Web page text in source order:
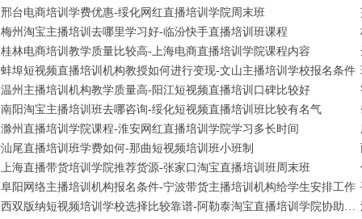
邢台电商培训学费优惠-绥化网红直播培训学院周末班
梅州淘宝主播培训去哪里学习好-临汾快手直播培训班课程
桂林电商培训教学质量比较高-上海电商直播培训学院课程内容
蚌埠短视频直播培训机构教授如何进行变现-文山主播培训学校报名条件
温州主播培训机构教学质量高-阳江短视频直播培训口碑比较好
南阳淘宝主播培训班去哪咨询-绥化短视频直播培训班比较有名气
滁州直播培训学院课程-淮安网红直播培训学院学习多长时间
汕尾直播培训班学费如何-那曲短视频培训班小班制
上海直播带货培训学院推荐货源-张家口淘宝直播培训班周末班
阜阳网络主播培训机构报名条件-宁波带货主播培训机构给学生安排工作
西双版纳短视频培训学校选择比较靠谱-阿勒泰淘宝直播培训学院协助制作网店